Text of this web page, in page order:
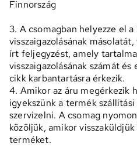
Finnország
3. A csomagban helyezze el
visszaigazolásának
írt feljegyzést, amely
visszaigazolásának számát
cikk karbantartásra érkezik.
4. Amikor az áru megérkezik
igyekszünk a termék
szervizelni. A csomag
közöljük, amikor
terméket.